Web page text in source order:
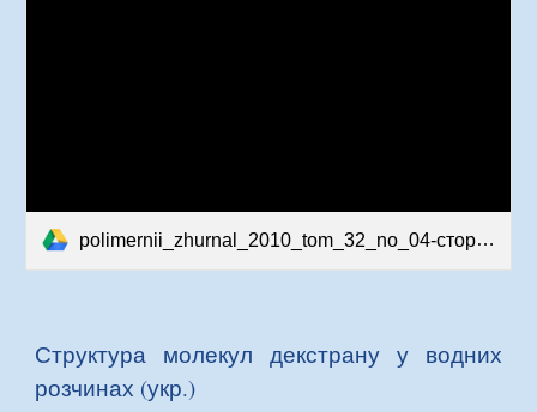
polimernii_zhurnal_2010_tom_32_no_04-сторінки-51-54.pdf
Структура молекул декстрану у водних
розчинах (укр.)